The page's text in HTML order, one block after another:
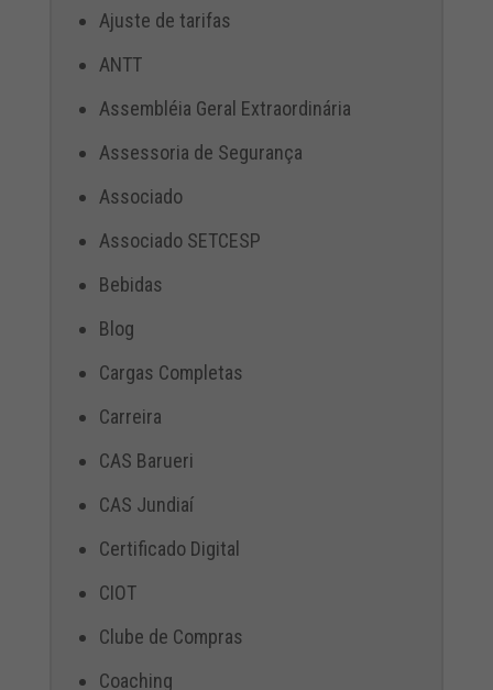
Ajuste de tarifas
ANTT
Assembléia Geral Extraordinária
Assessoria de Segurança
Associado
Associado SETCESP
Bebidas
Blog
Cargas Completas
Carreira
CAS Barueri
CAS Jundiaí
Certificado Digital
CIOT
Clube de Compras
Coaching